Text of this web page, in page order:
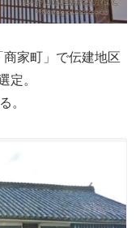
家町」で伝建地区
定。
。